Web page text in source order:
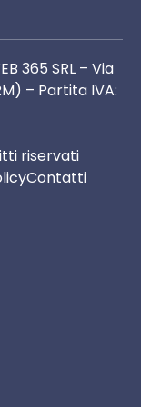
365 SRL – Via
– Partita IVA:
riservati
Contatti